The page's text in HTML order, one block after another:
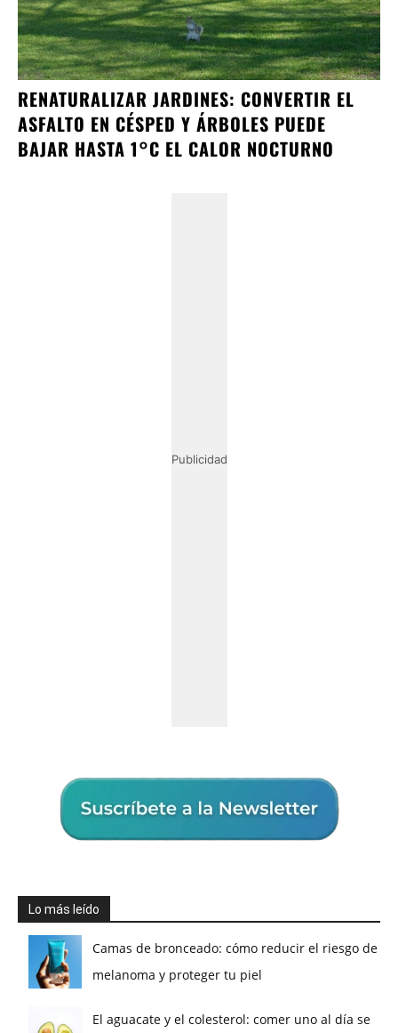
RENATURALIZAR JARDINES: CONVERTIR EL
ASFALTO EN CÉSPED Y ÁRBOLES PUEDE
BAJAR HASTA 1°C EL CALOR NOCTURNO
Publicidad
Lo más leído
Camas de bronceado: cómo reducir el riesgo de
melanoma y proteger tu piel
El aguacate y el colesterol: comer uno al día se